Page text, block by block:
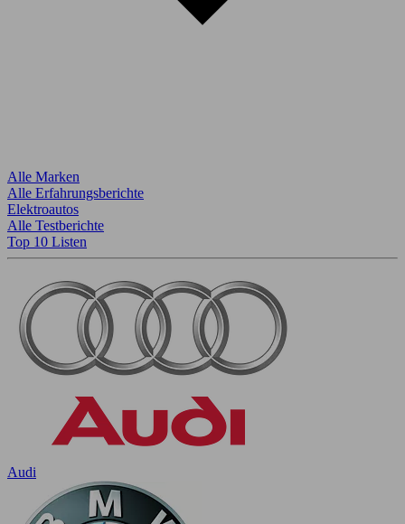
Alle Marken
Alle Erfahrungsberichte
Elektroautos
Alle Testberichte
Top 10 Listen
Audi